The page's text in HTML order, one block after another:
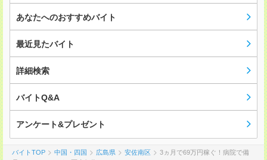
あなたへのおすすめバイト
最近見たバイト
詳細検索
バイトQ&A
アンケート&プレゼント
バイトTOP 中国・四国 広島県 安佐南区
3ヵ月で69万円稼ぐ！病院で備